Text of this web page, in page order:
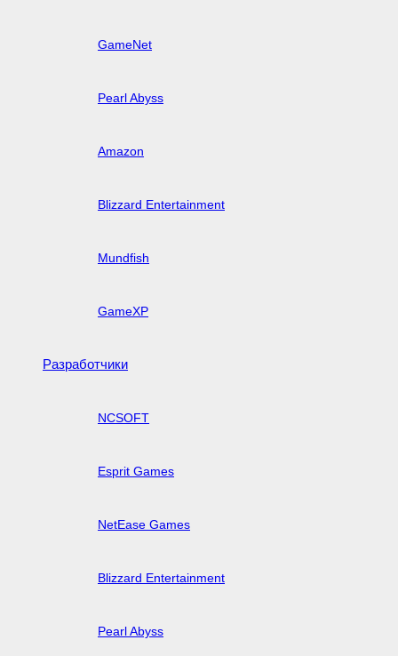
GameNet
Pearl Abyss
Amazon
Blizzard Entertainment
Mundfish
GameXP
Разработчики
NCSOFT
Esprit Games
NetEase Games
Blizzard Entertainment
Pearl Abyss